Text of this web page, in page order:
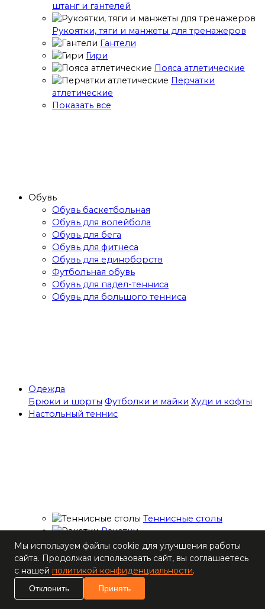
штанг и гантелей
Рукоятки, тяги и манжеты для тренажеров
Гантели
Гири
Пояса атлетические
Перчатки
атлетические
Показать все
Обувь
Обувь баскетбольная
Обувь для волейбола
Обувь для бега
Обувь для фитнеса
Обувь для единоборств
Футбольная обувь
Обувь для падел-тенниса
Обувь для большого тенниса
Одежда
Брюки и шорты Футболки и майки Худи и кофты
Настольный теннис
Теннисные столы
Ракетки
Накладки для
ракеток
Основания для
ракеток
Мячи
Мы используем файлы cookie для улучшения работы
сайта. Продолжая использовать сайт, вы соглашаетесь
с нашей политикой конфиденциальности.
Отклонить Принять